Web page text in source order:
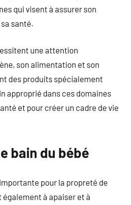
qui visent à assurer son
santé.
une attention
son alimentation et son
des produits spécialement
approprié dans ces domaines
et pour créer un cadre de vie
bain du bébé
pour la propreté de
à apaiser et à